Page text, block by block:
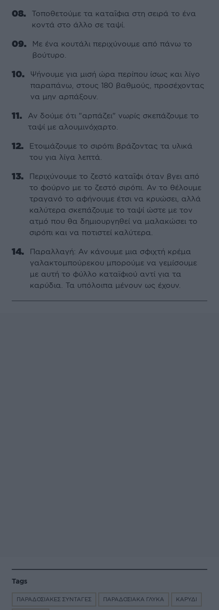
Τοποθετούµε τα καταΐφια στη σειρά το ένα
κοντά στο άλλο σε ταψί.
Με ένα κουτάλι περιχύνουµε από πάνω το
βούτυρο.
Ψήνουµε για µισή ώρα περίπου ίσως και λίγο
παραπάνω, στους 180 βαθµούς, προσέχοντας
να µην αρπάξουν.
Αν δούµε ότι "αρπάζει" νωρίς σκεπάζουµε το
ταψί µε αλουµινόχαρτο.
Ετοιµάζουµε το σιρόπι βράζοντας τα υλικά
του για λίγα λεπτά.
Περιχύνουµε το ζεστό καταΐφι όταν βγει από
το φούρνο µε το ζεστό σιρόπι. Αν το θέλουµε
τραγανό το αφήνουµε έτσι να κρυώσει, αλλά
καλύτερα σκεπάζουµε το ταψί ώστε µε τον
ατµό που θα δηµιουργηθεί να µαλακώσει το
σιρόπι και να ποτιστεί καλύτερα.
Παραλλαγή: Αν κάνουµε µια σφιχτή κρέµα
γαλακτοµπούρεκου µπορούµε να γεµίσουµε
µε αυτή το φύλλο καταϊφιού αντί για τα
καρύδια. Τα υπόλοιπα µένουν ως έχουν.
Tags
ΠΑΡΑΔΟΣΙΑΚΕΣ ΣΥΝΤΑΓΕΣ ΠΑΡΑΔΟΣΙΑΚΑ ΓΛΥΚΑ ΚΑΡΥΔΙ